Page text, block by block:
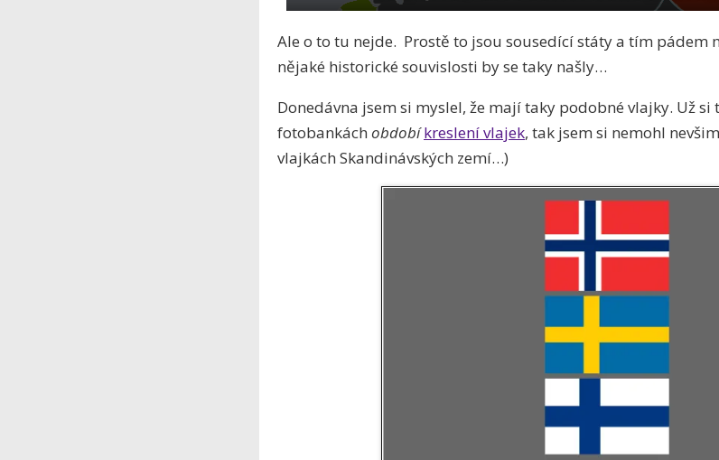
Ale o to tu nejde. Prostě to jsou sousedící státy a tím pádem
nějaké historické souvislosti by se taky našly…
Donedávna jsem si myslel, že mají taky podobné vlajky. Už
fotobankách období kreslení vlajek, tak jsem si nemohl
vlajkách Skandinávských zemí…)